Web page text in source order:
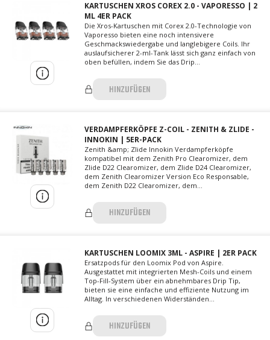
KARTUSCHEN XROS COREX 2.0 - VAPORESSO | 2
ML 4ER PACK
Die Xros-Kartuschen mit Corex 2.0-Technologie von
Vaporesso bieten eine noch intensivere
Geschmackswiedergabe und langlebigere Coils. Ihr
auslaufsicherer 2-ml-Tank lässt sich ganz einfach von
oben befüllen, indem Sie das Drip...
HINZUFÜGEN
VERDAMPFERKÖPFE Z-COIL - ZENITH & ZLIDE -
INNOKIN | 5ER-PACK
Zenith &amp; Zlide Innokin Verdampferköpfe
kompatibel mit dem Zenith Pro Clearomizer, dem
Zlide D22 Clearomizer, dem Zlide D24 Clearomizer,
dem Zenith Clearomizer Version Eco Responsable,
dem Zenith D22 Clearomizer, dem...
HINZUFÜGEN
KARTUSCHEN LOOMIX 3ML - ASPIRE | 2ER PACK
Ersatzpods für den Loomix Pod von Aspire.
Ausgestattet mit integrierten Mesh-Coils und einem
Top-Fill-System über ein abnehmbares Drip Tip,
bieten sie eine einfache und effiziente Nutzung im
Alltag. In verschiedenen Widerständen...
HINZUFÜGEN